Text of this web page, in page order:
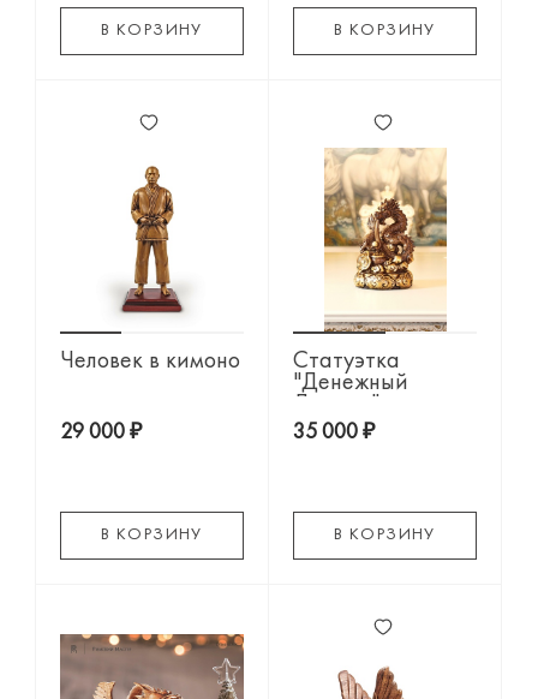
В КОРЗИНУ В КОРЗИНУ
Человек в кимоно
29 000 ₽
В КОРЗИНУ
Статуэтка
"Денежный
35 000 ₽
В КОРЗИНУ